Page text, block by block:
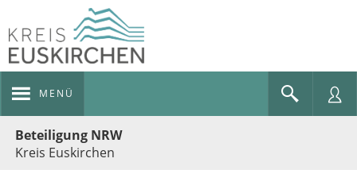
MENÜ
Beteiligung NRW
Kreis Euskirchen